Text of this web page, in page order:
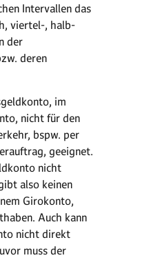
Intervallen das
viertel-, halb-
der
deren
im
nicht für den
bspw. per
geeignet.
nicht
also keinen
Girokonto,
Auch kann
nicht direkt
muss der